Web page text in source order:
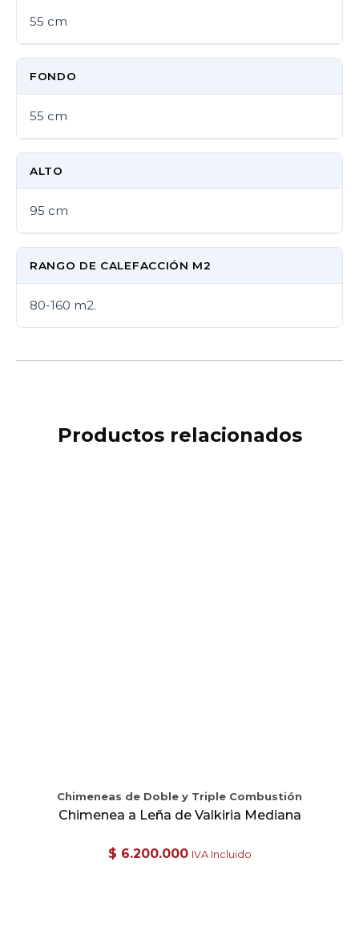
55 cm
FONDO
55 cm
ALTO
95 cm
RANGO DE CALEFACCIÓN M2
80-160 m2.
Productos relacionados
Chimeneas de Doble y Triple Combustión
Chimenea a Leña de Valkiria Mediana
$ 6.200.000 IVA Incluido